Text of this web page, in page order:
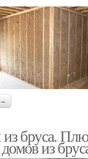
→
бруса.
из